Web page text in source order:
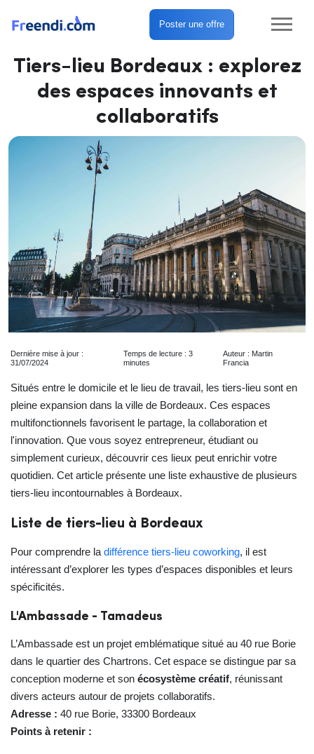
Poster une offre
Tiers-lieu Bordeaux : explorez
des espaces innovants et
collaboratifs
Dernière mise à jour :
31/07/2024
Temps de lecture : 3
minutes
Auteur : Martin
Francia
Situés entre le domicile et le lieu de travail, les tiers-lieu sont en
pleine expansion dans la ville de Bordeaux. Ces espaces
multifonctionnels favorisent le partage, la collaboration et
l'innovation. Que vous soyez entrepreneur, étudiant ou
simplement curieux, découvrir ces lieux peut enrichir votre
quotidien. Cet article présente une liste exhaustive de plusieurs
tiers-lieu incontournables à Bordeaux.
Liste de tiers-lieu à Bordeaux
Pour comprendre la différence tiers-lieu coworking, il est
intéressant d’explorer les types d’espaces disponibles et leurs
spécificités.
L'Ambassade - Tamadeus
L’Ambassade est un projet emblématique situé au 40 rue Borie
dans le quartier des Chartrons. Cet espace se distingue par sa
conception moderne et son écosystème créatif, réunissant
divers acteurs autour de projets collaboratifs.
Adresse : 40 rue Borie, 33300 Bordeaux
Points à retenir :